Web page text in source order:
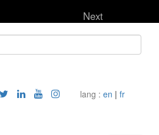
Next
lang : en | fr